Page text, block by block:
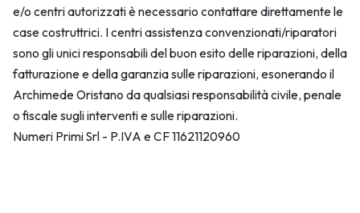
e/o centri autorizzati è necessario contattare direttamente le
case costruttrici. I centri assistenza convenzionati/riparatori
sono gli unici responsabili del buon esito delle riparazioni, della
fatturazione e della garanzia sulle riparazioni, esonerando il
Archimede Oristano da qualsiasi responsabilità civile, penale
o fiscale sugli interventi e sulle riparazioni.
Numeri Primi Srl - P.IVA e CF 11621120960